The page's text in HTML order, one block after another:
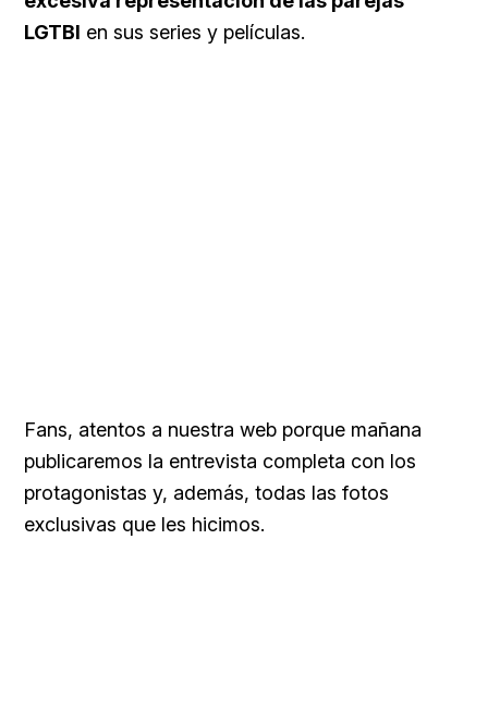
LGTBI en sus series y películas.
Fans, atentos a nuestra web porque mañana
publicaremos la entrevista completa con los
protagonistas y, además, todas las fotos
exclusivas que les hicimos.